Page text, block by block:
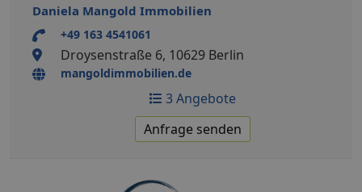
Daniela Mangold Immobilien
+49 163 4541061
Droysenstraße 6, 10629 Berlin
mangoldimmobilien.de
3 Angebote
Anfrage senden